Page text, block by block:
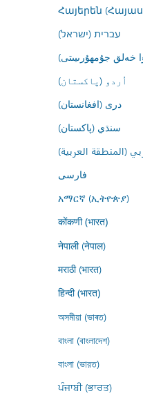
Հայերեն
עברית (ישראל)
خەلق جۇمھۇرىيىتى)
اُردو (پاکستان)
درى (افغانستان)
سنڌي (پاکستان)
(المنطقة العربية)
فارسى
አማርኛ (ኢትዮጵያ)
कोंकणी (भारत)
नेपाली (नेपाल)
मराठी (भारत)
हिन्दी (भारत)
অসমীয়া (ভাৰত)
বাংলা (বাংলাদেশ)
বাংলা (ভারত)
ਪੰਜਾਬੀ (ਭਾਰਤ)